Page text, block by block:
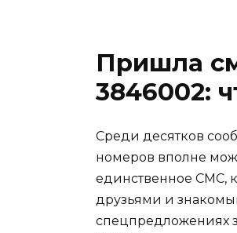
Пришла
3846002:
Среди десятков
номеров вполне
единственное СМС,
друзьями и
спецпредложениях